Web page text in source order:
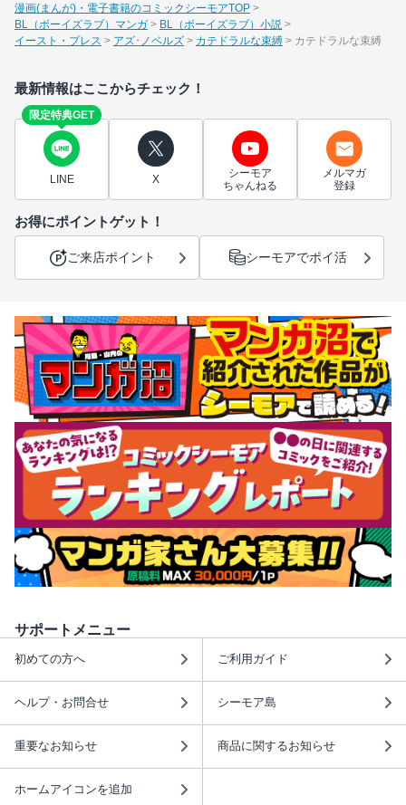
漫画(まんが)・電子書籍のコミックシーモアTOP
BL（ボーイズラブ）マンガ
BL（ボーイズラブ）小説
イースト・プレス
アズ･ノベルズ カテドラルな束縛 カテドラルな束縛
最新情報はここからチェック！
限定特典GET
LINE X
シーモア
ちゃんねる
メルマガ
登録
お得にポイントゲット！
ご来店ポイント シーモアでポイ活
サポートメニュー
初めての方へ ご利用ガイド
ヘルプ・お問合せ シーモア島
重要なお知らせ 商品に関するお知らせ
ホームアイコンを追加